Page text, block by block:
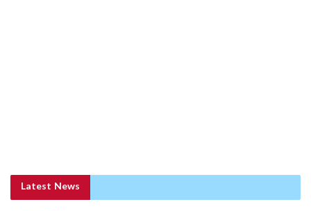
Latest News